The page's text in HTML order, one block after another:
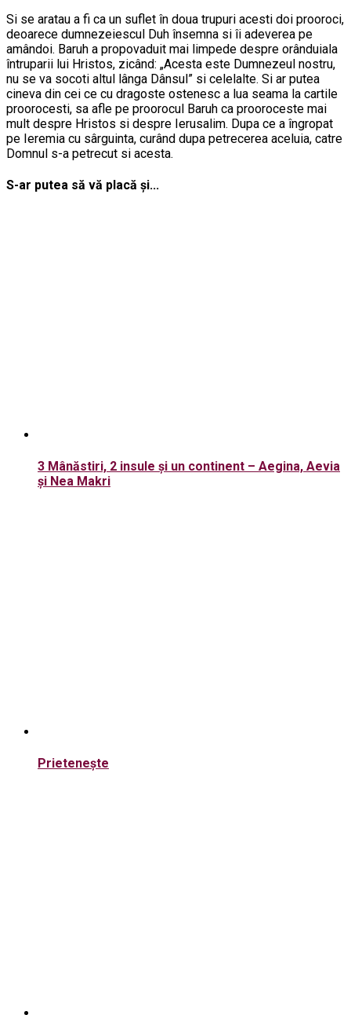
Si se aratau a fi ca un suflet în doua trupuri acesti doi prooroci,
deoarece dumnezeiescul Duh însemna si îi adeverea pe
amândoi. Baruh a propovaduit mai limpede despre orânduiala
întruparii lui Hristos, zicând: „Acesta este Dumnezeul nostru,
nu se va socoti altul lânga Dânsul” si celelalte. Si ar putea
cineva din cei ce cu dragoste ostenesc a lua seama la cartile
proorocesti, sa afle pe proorocul Baruh ca prooroceste mai
mult despre Hristos si despre Ierusalim. Dupa ce a îngropat
pe Ieremia cu sârguinta, curând dupa petrecerea aceluia, catre
Domnul s-a petrecut si acesta.
S-ar putea să vă placă și...
3 Mânăstiri, 2 insule și un continent – Aegina, Aevia
și Nea Makri
Prieteneşte